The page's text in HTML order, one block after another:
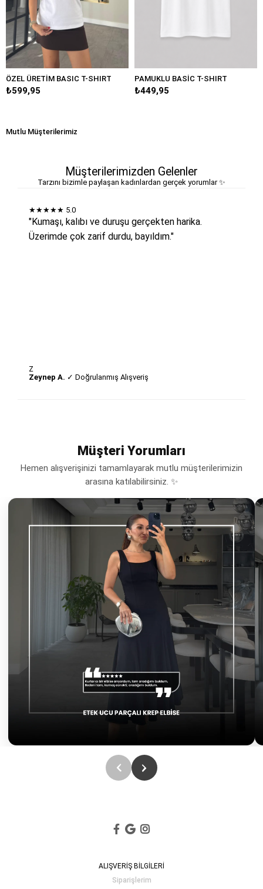
ÖZEL ÜRETİM BASIC T-SHIRT
₺599,95
PAMUKLU BASİC T-SHIRT
₺449,95
Mutlu Müşterilerimiz
Müşterilerimizden Gelenler
Tarzını bizimle paylaşan kadınlardan gerçek yorumlar ✨
★★★★★ 5.0
"Kumaşı, kalıbı ve duruşu gerçekten harika.
Üzerimde çok zarif durdu, bayıldım."
Z
Zeynep A. ✓ Doğrulanmış Alışveriş
Müşteri Yorumları
Hemen alışverişinizi tamamlayarak mutlu müşterilerimizin
arasına katılabilirsiniz. ✨
ALIŞVERİŞ BİLGİLERİ
Siparişlerim